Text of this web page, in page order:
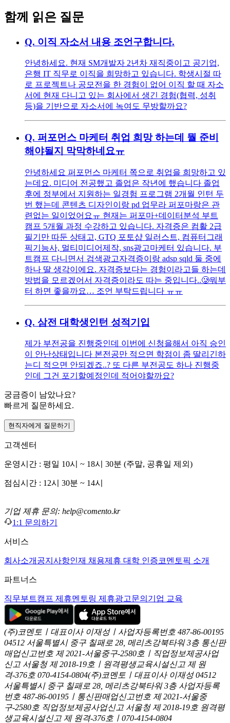
함께 읽은 질문
Q. 이직 자소서 내용 조언구합니다.
안녕하세요. 현재 SM개발자 2년차 재직중이고 공기업,
은행 IT 직무로 이직을 희망하고 있습니다. 학생시절 따
로 프로젝트나 공모전을 한 경험이 없어 이직 할 때 자소
서에 현재 다니고 있는 회사에서 생긴 경험(협력, 성취
등)을 기반으로 자소서에 녹여도 무방할까요?
Q. 퍼포먼스 마케터 취업 희망 하는데 뭘 준비
해야될지 막막하네요ㅠ
안녕하세요 퍼포먼스 마케터 쪽으로 취업을 희망하고 있
는데요. 미디어 전공했고 졸업은 작년에 했습니다 졸업
후에 정부에서 지원하는 일경험 프로그램 2개월 인턴 두
번 했는데 콘텐츠 디자인이랑 pd 업무라 퍼포마랑은 관
련없는 일이었어요ㅠ 현재는 퍼포마+데이터분석 부트
캠프 5개월 과정 수강하고 있습니다. 자격증은 컴활 2급
필기만 따둔 상태고, GTQ 포토샵 일러스트, 컴퓨터그래
픽기능사, 멀티미디어제작, sns광고마케터 있습니다. 부
트캠프 다니면서 검색광고자격증이랑 adsp sqld 둘 중에
하나 딸 생각이에요. 자격증보다는 경험이라고들 하는데
방법을 모르겠어서 자격증이라도 따는 중입니다..🥲뭐부
터 하면 좋을까요… 조언 부탁드립니다 ㅠㅠ
Q. 삼전 대학생인턴 성적기입
제가 부전공을 진행중인데 이번에 신청을해서 아직 승인
이 안난상태입니다 본전공만 적으면 학점이 좀 딸리긴하
는디 적으면 안되겠죠..? 또 다른 부전공도 하나 진행중
인데 그건 포기할예정인데 적어야할까요?
궁금증이 남았나요?
빠르게 질문하세요.
현직자에게 질문하기
고객센터
운영시간 : 평일 10시 ~ 18시 30분 (주말, 공휴일 제외)
점심시간 : 12시 30분 ~ 14시
기업 제휴 문의: help@comento.kr
1:1 문의하기
서비스
회사소개 공지사항인재 채용제휴 대학 인증코멘토픽 소개
파트너스
직무부트캠프 제휴멘토링 제휴광고문의 기업 교육
(주)코멘토ㅣ대표이사 이재성ㅣ사업자등록번호 487-86-00195
04512 서울특별시 중구 칠패로 28, 메리츠강북타워 3층 통신판
매업신고번호 제 2021-서울중구-2580호ㅣ직업정보제공사업
신고 서울청 제 2018-19호ㅣ원격평생교육시설신고 제 원
격-376호 070-4154-0804(주)코멘토ㅣ대표이사 이재성 04512
서울특별시 중구 칠패로 28, 메리츠강북타워 3층 사업자등록
번호 487-86-00195ㅣ통신판매업신고번호 제 2021-서울중
구-2580호 직업정보제공사업신고 서울청 제 2018-19호 원격평
생교육시설신고 제 원격-376호ㅣ070-4154-0804